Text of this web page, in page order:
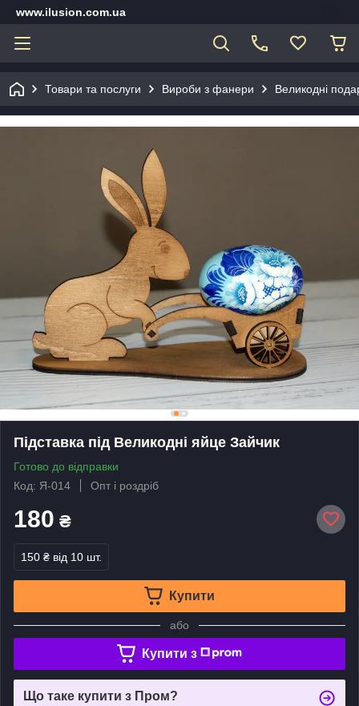
www.ilusion.com.ua
Товари та послуги Вироби з фанери Великодні
Підставка під Великодні яйце Зайчик
Готово до відправки
Код: Я-014
Опт і роздріб
180 ₴
150 ₴ від 10 шт.
Купити
або
Купити з
Що таке купити з Пром?